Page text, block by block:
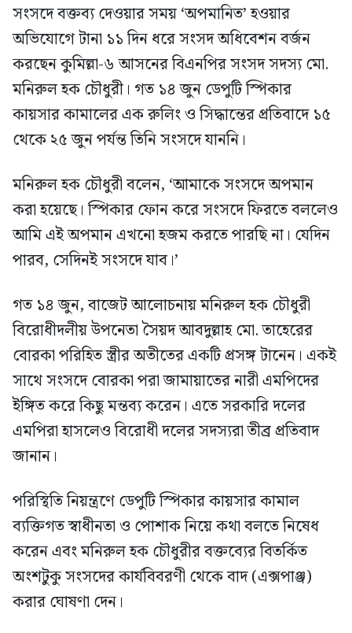
সংসদে বক্তব্য দেওয়ার সময় ‘অপমানিত’ হওয়ার
অভিযোগে টানা ১১ দিন ধরে সংসদ অধিবেশন বর্জন
করছেন কুমিল্লা-৬ আসনের বিএনপির সংসদ সদস্য মো.
মনিরুল হক চৌধুরী। গত ১৪ জুন ডেপুটি স্পিকার
কায়সার কামালের এক রুলিং ও সিদ্ধান্তের প্রতিবাদে ১৫
থেকে ২৫ জুন পর্যন্ত তিনি সংসদে যাননি।
মনিরুল হক চৌধুরী বলেন, ‘আমাকে সংসদে অপমান
করা হয়েছে। স্পিকার ফোন করে সংসদে ফিরতে বললেও
আমি এই অপমান এখনো হজম করতে পারছি না। যেদিন
পারব, সেদিনই সংসদে যাব।’
গত ১৪ জুন, বাজেট আলোচনায় মনিরুল হক চৌধুরী
বিরোধীদলীয় উপনেতা সৈয়দ আবদুল্লাহ মো. তাহেরের
বোরকা পরিহিত স্ত্রীর অতীতের একটি প্রসঙ্গ টানেন। একই
সাথে সংসদে বোরকা পরা জামায়াতের নারী এমপিদের
ইঙ্গিত করে কিছু মন্তব্য করেন। এতে সরকারি দলের
এমপিরা হাসলেও বিরোধী দলের সদস্যরা তীব্র প্রতিবাদ
জানান।
পরিস্থিতি নিয়ন্ত্রণে ডেপুটি স্পিকার কায়সার কামাল
ব্যক্তিগত স্বাধীনতা ও পোশাক নিয়ে কথা বলতে নিষেধ
করেন এবং মনিরুল হক চৌধুরীর বক্তব্যের বিতর্কিত
অংশটুকু সংসদের কার্যবিবরণী থেকে বাদ (এক্সপাঞ্জ)
করার ঘোষণা দেন।